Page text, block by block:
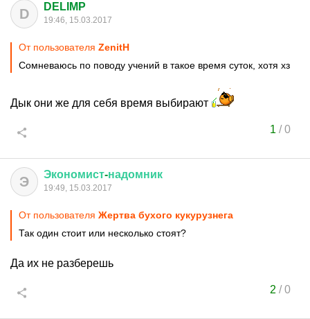
D DELIMP
19:46, 15.03.2017
От пользователя ZenitH
Сомневаюсь по поводу учений в такое время суток, хотя хз
Дык они же для себя время выбирают
1 /0
Э Экономист-надомник
19:49, 15.03.2017
От пользователя Жертва бухого кукурузнега
Так один стоит или несколько стоят?
Да их не разберешь
2 /0